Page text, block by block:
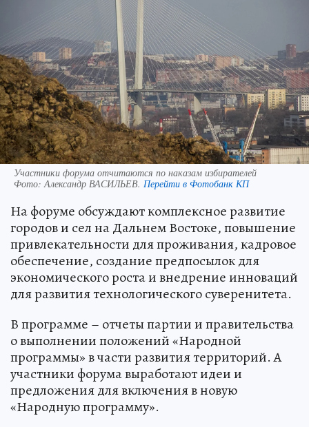
Участники форума отчитаются по наказам избирателей
Фото:Александр ВАСИЛЬЕВ. Перейти в Фотобанк КП
На форуме обсуждают комплексное развитие
городов и сел на Дальнем Востоке, повышение
привлекательности для проживания, кадровое
обеспечение, создание предпосылок для
экономического роста и внедрение инноваций
для развития технологического суверенитета.
В программе – отчеты партии и правительства
о выполнении положений «Народной
программы» в части развития территорий. А
участники форума выработают идеи и
предложения для включения в новую
«Народную программу».